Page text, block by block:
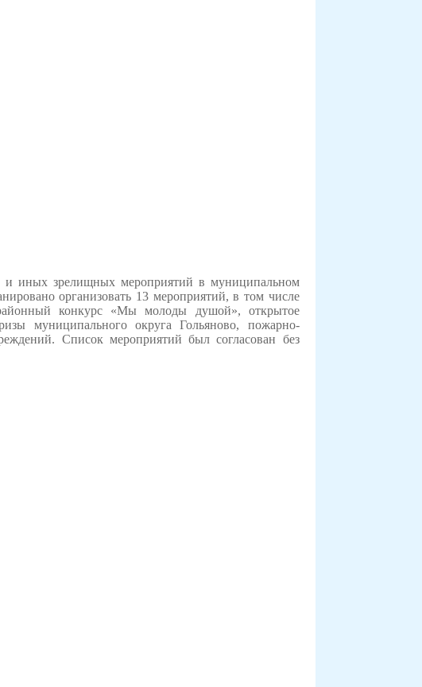
и иных зрелищных мероприятий в муниципальном
организовать 13 мероприятий, в том числе
конкурс «Мы молоды душой», открытое
муниципального округа Гольяново, пожарно-
Список мероприятий был согласован без